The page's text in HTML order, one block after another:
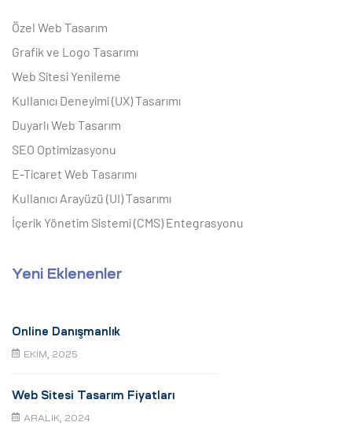
Özel Web Tasarım
Grafik ve Logo Tasarımı
Web Sitesi Yenileme
Kullanıcı Deneyimi (UX) Tasarımı
Duyarlı Web Tasarım
SEO Optimizasyonu
E-Ticaret Web Tasarımı
Kullanıcı Arayüzü (UI) Tasarımı
İçerik Yönetim Sistemi (CMS) Entegrasyonu
Yeni Eklenenler
Online Danışmanlık
EKIM, 2025
Web Sitesi Tasarım Fiyatları
ARALIK, 2024